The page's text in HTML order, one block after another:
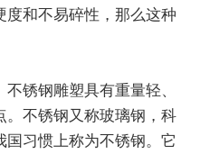
和不易碎性，那么这种
锈钢雕塑具有重量轻、
。不锈钢又称玻璃钢，科
习惯上称为不锈钢。它